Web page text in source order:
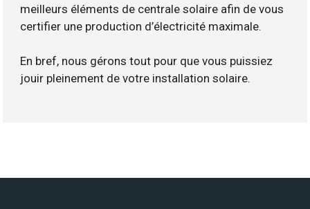
meilleurs éléments de centrale solaire afin de vous
certifier une production d’électricité maximale.
En bref, nous gérons tout pour que vous puissiez
jouir pleinement de votre installation solaire.